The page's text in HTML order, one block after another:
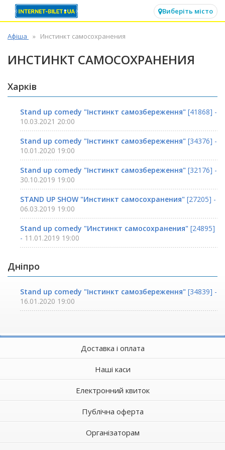
Виберіть місто
Афіша Инстинкт самосохранения
ИНСТИНКТ САМОСОХРАНЕНИЯ
Харків
Stand up comedy "Інстинкт самозбереження" [41868] -
10.03.2021 20:00
Stand up comedy "Інстинкт самозбереження" [34376] -
10.01.2020 19:00
Stand up comedy "Інстинкт самозбереження" [32176] -
30.10.2019 19:00
STAND UP SHOW "Инстинкт самосохранения" [27205] -
06.03.2019 19:00
Stand up comedy "Инстинкт самосохранения" [24895]
- 11.01.2019 19:00
Дніпро
Stand up comedy "Інстинкт самозбереження" [34839] -
16.01.2020 19:00
Доставка і оплата
Наші каси
Електронний квиток
Публічна оферта
Організаторам